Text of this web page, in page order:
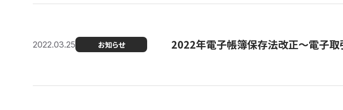
2022.03.25 お知らせ 2022年電子帳簿保存法改正～電子